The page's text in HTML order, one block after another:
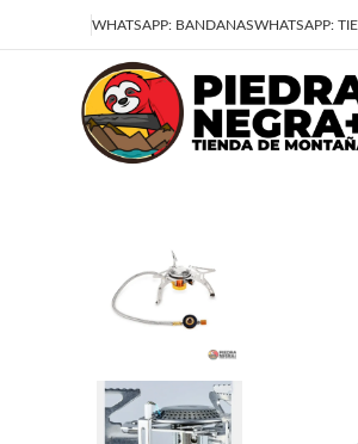
WHATSAPP: BANDANASWHATSAPP:
Deja que la montaña sea parte de tu